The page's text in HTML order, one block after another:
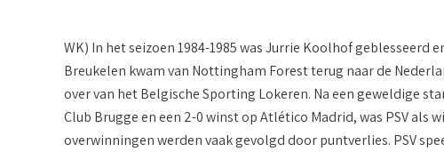
WK) In het seizoen 1984-1985 was Jurrie Koolhof geblesseerd
Breukelen kwam van Nottingham Forest terug naar de
over van het Belgische Sporting Lokeren. Na een geweldige
Club Brugge en een 2-0 winst op Atlético Madrid, was PSV als
overwinningen werden vaak gevolgd door puntverlies. PSV